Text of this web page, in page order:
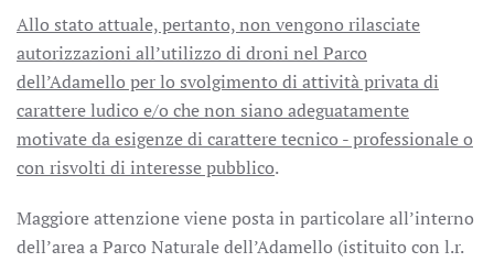
Allo stato attuale, pertanto, non vengono rilasciate
autorizzazioni all’utilizzo di droni nel Parco
dell’Adamello per lo svolgimento di attività privata di
carattere ludico e/o che non siano adeguatamente
motivate da esigenze di carattere tecnico - professionale o
con risvolti di interesse pubblico.
Maggiore attenzione viene posta in particolare all’interno
dell’area a Parco Naturale dell’Adamello (istituito con l.r.